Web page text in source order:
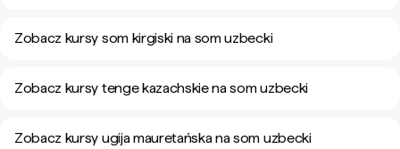
Zobacz kursy som kirgiski na som uzbecki
Zobacz kursy tenge kazachskie na som uzbecki
Zobacz kursy ugija mauretańska na som uzbecki